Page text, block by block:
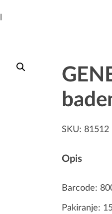
SKU: 81512
Opis
Barcode:
Pakiranje: